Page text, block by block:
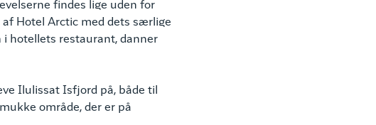
findes lige uden for
Hotel Arctic med dets særlige
hotellets restaurant, danner
Ilulissat Isfjord på, både til
område, der er på